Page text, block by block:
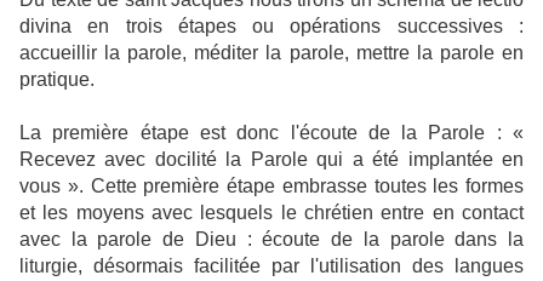
divina en trois étapes ou opérations successives :
accueillir la parole, méditer la parole, mettre la parole en
pratique.
La première étape est donc l'écoute de la Parole : «
Recevez avec docilité la Parole qui a été implantée en
vous ». Cette première étape embrasse toutes les formes
et les moyens avec lesquels le chrétien entre en contact
avec la parole de Dieu : écoute de la parole dans la
liturgie, désormais facilitée par l'utilisation des langues